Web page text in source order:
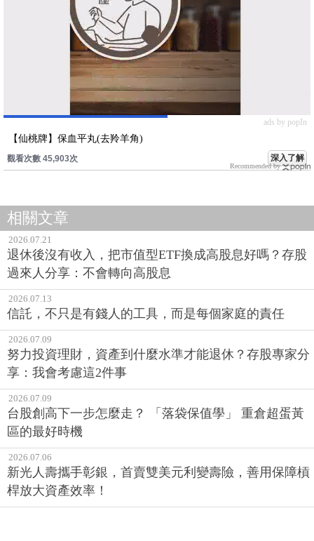
ads by popIn
【仙桃牌】保血平丸(去羚羊角)
觀看次數 45,903次 深入了解
Recommended by
相關文章
2026.07.21
退休後沒有收入，把市值型ETF換成高股息好嗎？存股
過來人分享：不會轉向高股息
2026.07.13
信託，不只是有錢人的工具，而是每個家庭的責任
2026.07.09
努力投資理財，資產到什麼水準才能退休？存股專家分
享：我會考慮這2件事
2026.07.09
台股創高下一步怎麼走？ 「落袋保值學」 重倉超蛋黃
區的最好時機
2026.07.06
新光人壽攜手彰銀，首賣雙美元利變壽險，善用保障槓
桿放大資產效率！